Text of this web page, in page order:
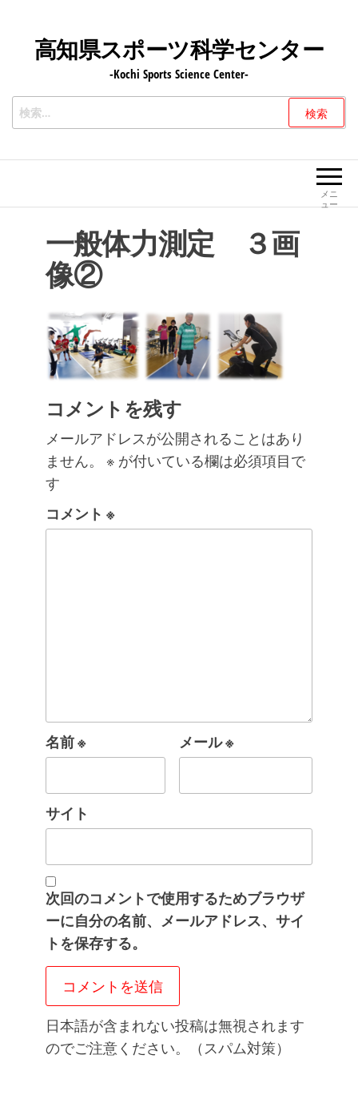
ツ
へ
プ
高知県スポーツ科学センター
-Kochi Sports Science Center-
検
索:
メニ
ュー
一般体力測定 ３画
像②
コメントを残す
メールアドレスが公開されることはあり
ません。
※ が付いている欄は必須項目で
す
コメント ※
名前※ メール※
サイト
次回のコメントで使用するためブラウザ
ーに自分の名前、メールアドレス、サイ
トを保存する。
日本語が含まれない投稿は無視されます
のでご注意ください。（スパム対策）